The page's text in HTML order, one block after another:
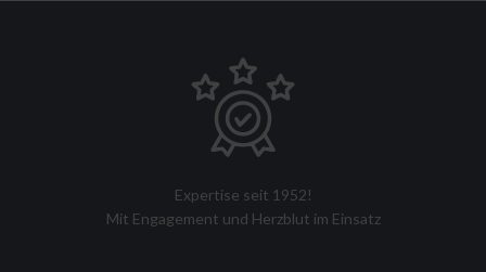
Expertise seit 1952!
Mit Engagement und Herzblut im Einsatz